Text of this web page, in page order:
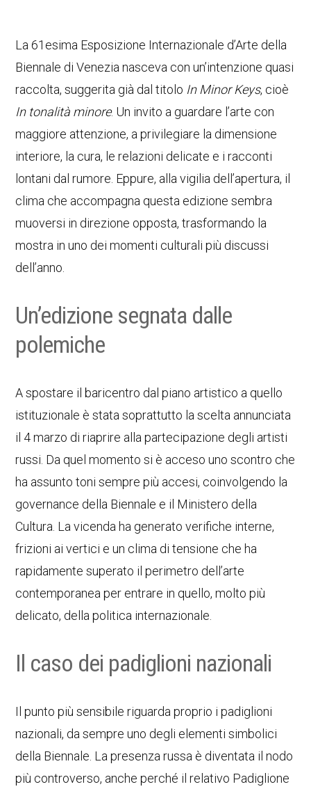
La 61esima Esposizione Internazionale d’Arte della
Biennale di Venezia nasceva con un’intenzione quasi
raccolta, suggerita già dal titolo In Minor Keys, cioè
In tonalità minore. Un invito a guardare l’arte con
maggiore attenzione, a privilegiare la dimensione
interiore, la cura, le relazioni delicate e i racconti
lontani dal rumore. Eppure, alla vigilia dell’apertura, il
clima che accompagna questa edizione sembra
muoversi in direzione opposta, trasformando la
mostra in uno dei momenti culturali più discussi
dell’anno.
Un’edizione segnata dalle
polemiche
A spostare il baricentro dal piano artistico a quello
istituzionale è stata soprattutto la scelta annunciata
il 4 marzo di riaprire alla partecipazione degli artisti
russi. Da quel momento si è acceso uno scontro che
ha assunto toni sempre più accesi, coinvolgendo la
governance della Biennale e il Ministero della
Cultura. La vicenda ha generato verifiche interne,
frizioni ai vertici e un clima di tensione che ha
rapidamente superato il perimetro dell’arte
contemporanea per entrare in quello, molto più
delicato, della politica internazionale.
Il caso dei padiglioni nazionali
Il punto più sensibile riguarda proprio i padiglioni
nazionali, da sempre uno degli elementi simbolici
della Biennale. La presenza russa è diventata il nodo
più controverso, anche perché il relativo Padiglione